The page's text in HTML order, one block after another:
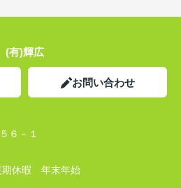
(有)輝広
お問い合わせ
６－１
期休暇 年末年始